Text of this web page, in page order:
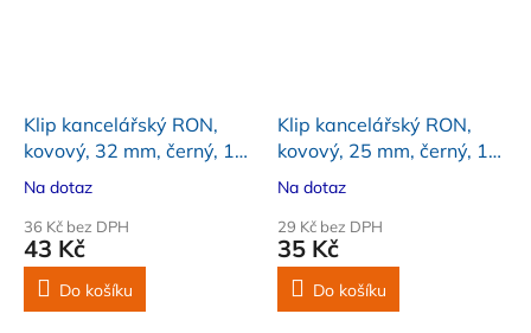
Klip kancelářský RON,
kovový, 32 mm, černý, 12
ks
Na dotaz
36 Kč bez DPH
43 Kč
Do košíku
Klip kancelářský RON,
kovový, 25 mm, černý, 12
ks
Na dotaz
29 Kč bez DPH
35 Kč
Do košíku